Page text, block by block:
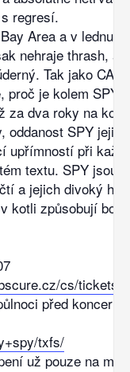
regresí.
Area a v lednu
nehraje thrash,
Tak jako
proč je kolem SPY
za dva roky na
SPY
upřímností při
textu. SPY jsou
a jejich divoký
kotli způsobují
cs/tickets/
před
txfs/
už pouze na